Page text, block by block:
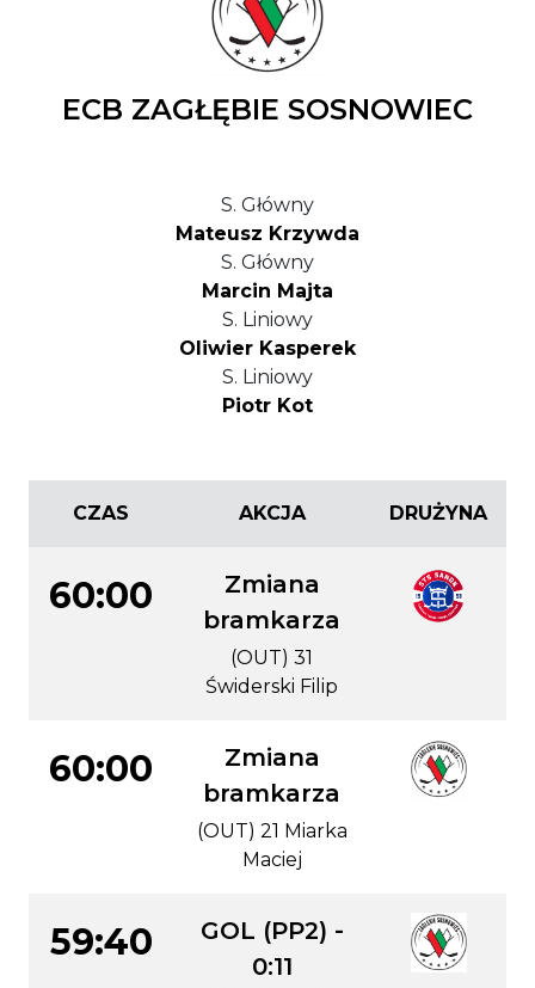
ECB ZAGŁĘBIE SOSNOWIEC
S. Główny
Mateusz Krzywda
S. Główny
Marcin Majta
S. Liniowy
Oliwier Kasperek
S. Liniowy
Piotr Kot
CZAS AKCJA DRUŻYNA
60:00
Zmiana
bramkarza
(OUT) 31
Świderski Filip
60:00
Zmiana
bramkarza
(OUT) 21 Miarka
Maciej
59:40
GOL (PP2) -
0:11